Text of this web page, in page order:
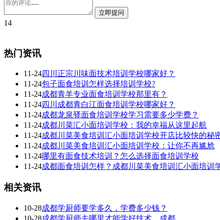
14
热门资讯
11-24四川正宗川味面技术培训学校哪家好？
11-24包子面食培训怎样选择培训学校?
11-24成都青羊专业面食培训学校那里有？
11-24四川成都青白江面食培训学校哪家好？
11-24成都龙泉驿面食培训学校学习需要多少学费？
11-24成都川菜汇小面培训学校：我的幸福从这里起航
11-24成都川菜美食培训汇小面培训学校开店比较快的秘
11-24成都川菜美食培训汇小面培训学校：让你不再尴尬
11-24哪里有面食技术培训？怎么选择面食培训学校
11-24成都面食培训怎样？成都川菜美食培训汇小面培训
相关资讯
10-28成都学厨师要学多久，学费多少钱？
10-28成都学厨师去哪里才能学好技术，成都